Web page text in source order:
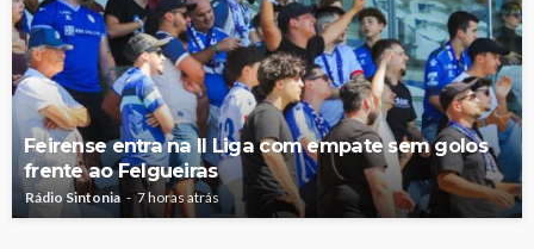
Feirense entra na II Liga com empate sem golos
frente ao Felgueiras
Rádio Sintonia 7 horas atrás